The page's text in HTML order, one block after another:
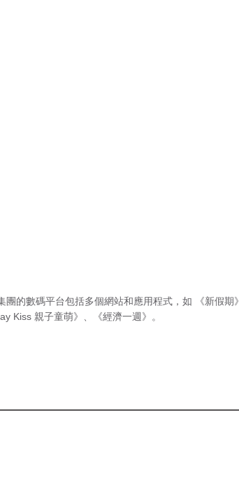
團的數碼平台包括多個網站和應用程式，如 《新假期》
Kiss 親子童萌》
《經濟一週》 。